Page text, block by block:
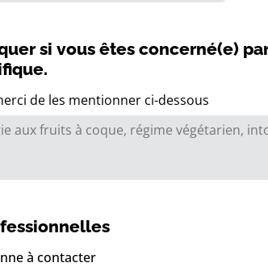
si vous êtes concerné(e)
de les mentionner ci-dessous
à contacter